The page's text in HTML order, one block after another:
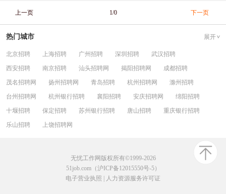
上一页 1/0 下一页
热门城市 展开
北京招聘 上海招聘 广州招聘 深圳招聘
武汉招聘
西安招聘
南京招聘 汕头招聘网 揭阳招聘网
成都招聘
茂名招聘网
扬州招聘网 青岛招聘 杭州招聘网
滁州招聘
台州招聘网
杭州银行招聘 襄阳招聘 安庆招聘网
绵阳招聘
十堰招聘
保定招聘 苏州银行招聘 唐山招聘
重庆银行招聘
乐山招聘
上饶招聘网
无忧工作网版权所有©1999-2026
51job.com（沪ICP备12015550号-5）
电子营业执照
人力资源服务许可证